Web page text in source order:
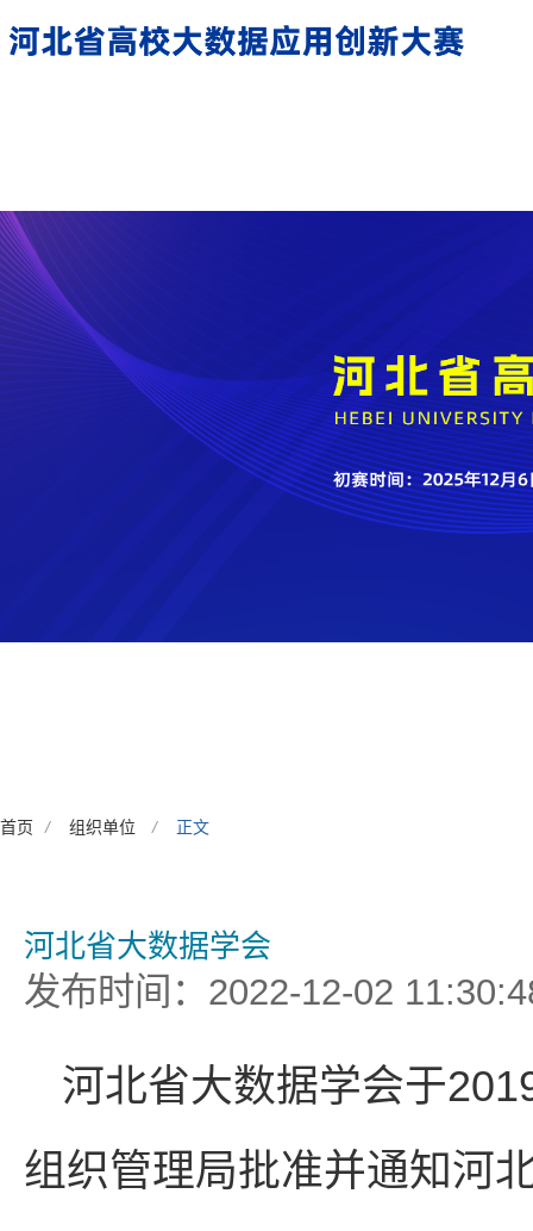
首页 / 组织单位 / 正文
河北省大数据学会
发布时间：2022-12-02
河北省大数据学会于
组织管理局批准并通知河